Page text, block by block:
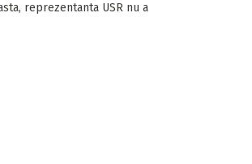
reprezentanta USR nu a